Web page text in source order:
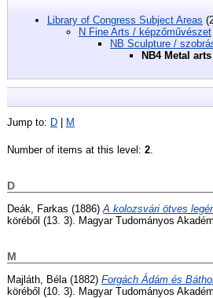
Library of Congress Subject Areas
N Fine Arts / képzőművészet
NB Sculpture /
NB4 Metal
Jump to: D M
Number of items at this level: 2.
D
Deák, Farkas (1886)A kolozsvári ötves
köréből (13. 3). Magyar Tudományos
M
Majláth, Béla (1882) Forgách Ádám és
köréből (10. 3). Magyar Tudományos